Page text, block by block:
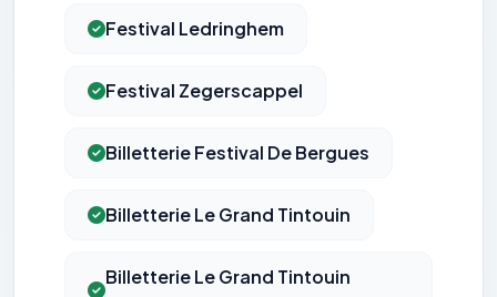
Festival Ledringhem
Festival Zegerscappel
Billetterie Festival De Bergues
Billetterie Le Grand Tintouin
Billetterie Le Grand Tintouin